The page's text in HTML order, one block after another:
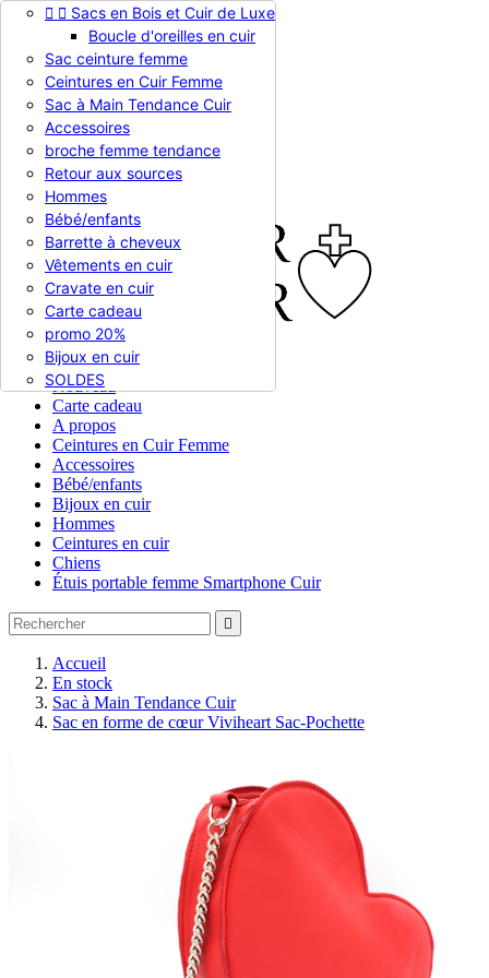
Appelez-nous :0786510612
EUR € 
EUR €
RUB RUB
Connexion
shopping_cart Panier (0)
  En stock
  Sacs en Bois et Cuir de Luxe
Boucle d'oreilles en cuir
Sac ceinture femme
Ceintures en Cuir Femme
Sac à Main Tendance Cuir
Accessoires
broche femme tendance
Retour aux sources
Hommes
Bébé/enfants
Barrette à cheveux
Vêtements en cuir
Cravate en cuir
Carte cadeau
promo 20%
Bijoux en cuir
SOLDES
Nouveau
Carte cadeau
A propos
Ceintures en Cuir Femme
Accessoires
Bébé/enfants
Bijoux en cuir
Hommes
Ceintures en cuir
Chiens
Étuis portable femme Smartphone Cuir

Accueil
En stock
Sac à Main Tendance Cuir
Sac en forme de cœur Viviheart Sac-Pochette